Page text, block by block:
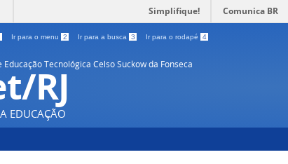
Simplifique! Comunica BR
Ir para o menu 2 Ir para a busca 3 Ir para o rodapé 4
Tecnológica Celso Suckow da Fonseca
RJ
EDUCAÇÃO